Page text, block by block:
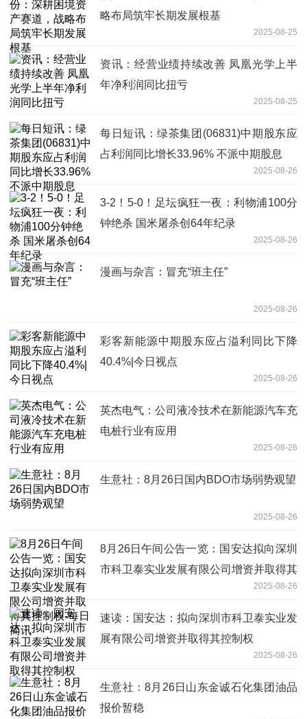
略布局筑牢长期发展根基
2025-08-25
资讯：经营业绩持续改善 凤凰光学上半
年净利润同比扭亏
2025-08-25
每日短讯：绿茶集团(06831)中期股东应
占利润同比增长33.96% 不派中期股息
2025-08-26
3-2！5-0！足坛疯狂一夜：利物浦100分
钟绝杀 国米屠杀创64年纪录
2025-08-26
漫画与杂言：冒充“班主任”
2025-08-26
彩客新能源中期股东应占溢利同比下降
40.4%|今日视点
2025-08-26
英杰电气：公司液冷技术在新能源汽车充
电桩行业有应用
2025-08-26
生意社：8月26日国内BDO市场弱势观望
2025-08-26
8月26日午间公告一览：国安达拟向深圳
市科卫泰实业发展有限公司增资并取得其
2025-08-26
速读：国安达：拟向深圳市科卫泰实业发
展有限公司增资并取得其控制权
2025-08-26
生意社：8月26日山东金诚石化集团油品
报价暂稳